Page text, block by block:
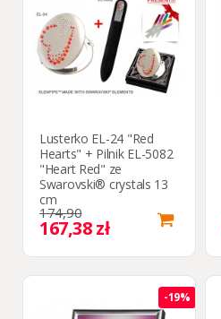
Lusterko EL-24 "Red
Hearts" + Pilnik EL-5082
"Heart Red" ze
Swarovski® crystals 13
cm
174,90
167,38 zł
-19%